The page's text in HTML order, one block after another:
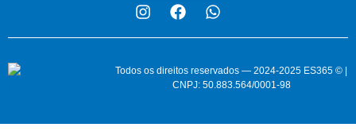
Todos os direitos reservados — 2024-2025 ES365 © |
CNPJ: 50.883.564/0001-98